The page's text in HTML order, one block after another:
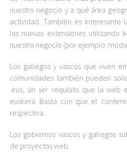
nuestro negocio y a qué área
actividad. También es interesante
las nuevas extensiones utilizando
nuestro negocio (por ejemplo:
Los gallegos y vascos que viven
comunidades también pueden
.eus, sin ser requisito que la web
euskera. Basta con que el
respectiva.
Los gobiernos vascos y gallegos
de proyectos web.